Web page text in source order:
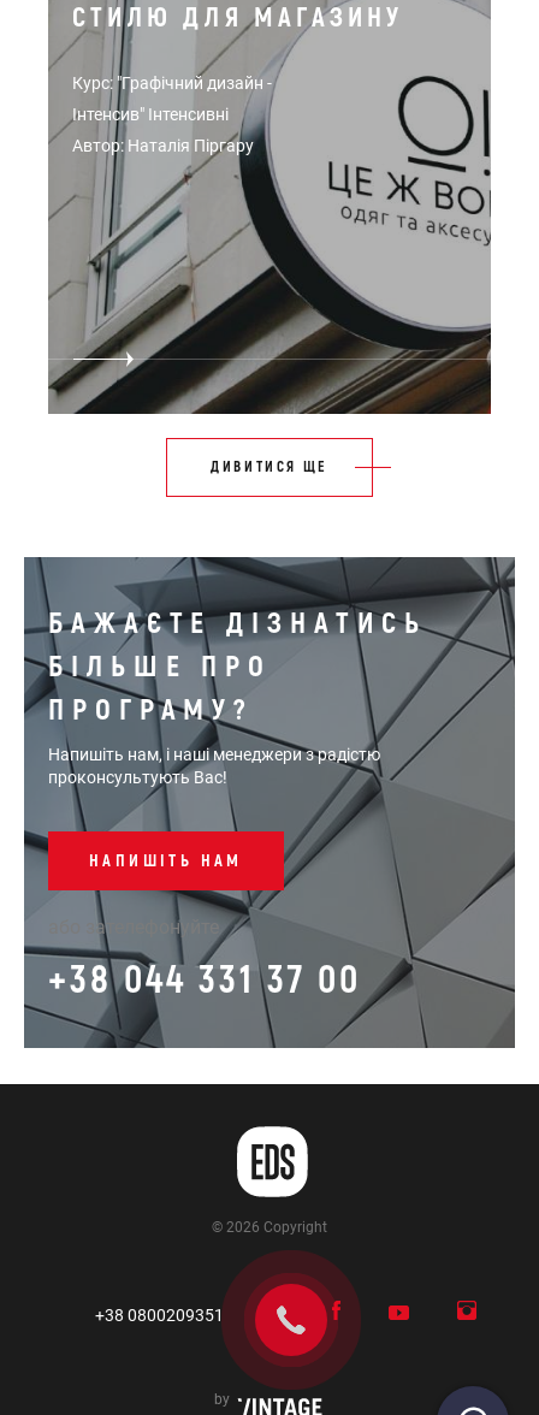
СТИЛЮ ДЛЯ МАГАЗИНУ
Курс: "Графічний дизайн -
Інтенсив" Інтенсивні
Автор: Наталія Піргару
ДИВИТИСЯ ЩЕ
БАЖАЄТЕ ДІЗНАТИСЬ
БІЛЬШЕ ПРО
ПРОГРАМУ?
Напишіть нам, і наші менеджери з радістю
проконсультують Вас!
НАПИШІТЬ НАМ
або зателефонуйте
+38 044 331 37 00
© 2026 Copyright
+38 0800209351
by